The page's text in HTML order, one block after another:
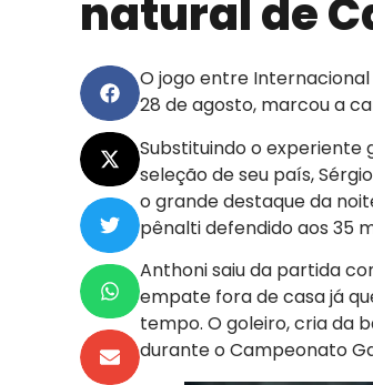
natural de
O jogo entre
28 de agosto, marcou a
Substituindo o
seleção de seu país,
o grande destaque da
pênalti defendido aos 35
Anthoni saiu da partida
empate fora de casa já
tempo. O goleiro, cria da
durante o Campeonato